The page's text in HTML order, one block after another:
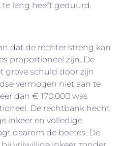
te lang heeft geduurd.
dat de rechter streng kan
proportioneel zijn. De
grove schuld door zijn
vermogen niet aan te
dan € 170.000 was
De rechtbank hecht
inkeer en volledige
daarom de boetes. De